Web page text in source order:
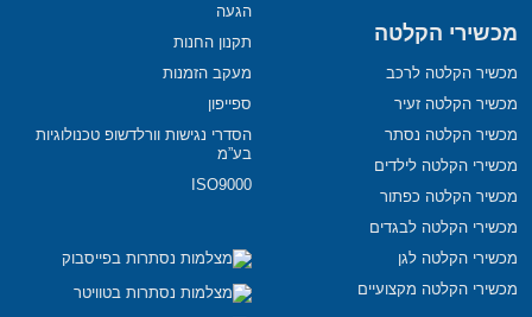
מכשירי הקלטה
מכשיר הקלטה לרכב
מכשיר הקלטה זעיר
מכשיר הקלטה נסתר
מכשירי הקלטה לילדים
מכשיר הקלטה כפתור
מכשירי הקלטה לבגדים
מכשירי הקלטה לגן
מכשירי הקלטה מקצועיים
הגעה
תקנון החנות
מעקב הזמנות
ספייפון
הסדרי נגישות וורלדשופ טכנולוגיות
בע”מ
ISO9000